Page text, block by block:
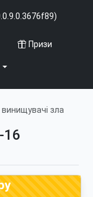
Призи
зла
16